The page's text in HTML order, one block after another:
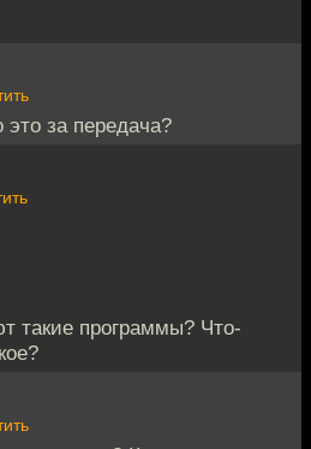
это за передача?
такие программы? Что-